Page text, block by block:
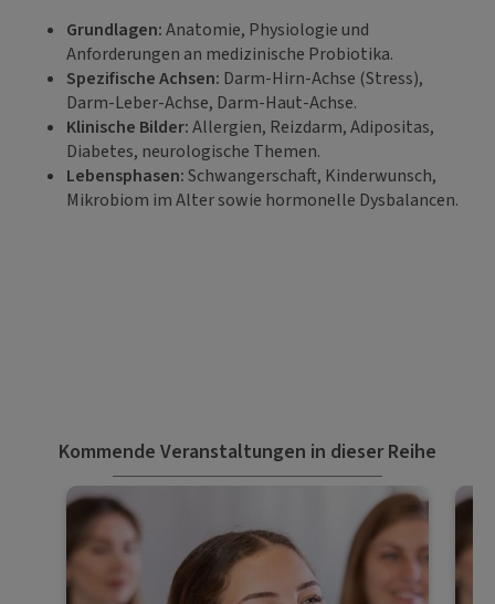
Grundlagen:Anatomie, Physiologie und
Anforderungen an medizinische Probiotika.
Spezifische Achsen: Darm-Hirn-Achse (Stress),
Darm-Leber-Achse, Darm-Haut-Achse.
Klinische Bilder:Allergien, Reizdarm, Adipositas,
Diabetes, neurologische Themen.
Lebensphasen:Schwangerschaft, Kinderwunsch,
Mikrobiom im Alter sowie hormonelle Dysbalancen.
Kommende Veranstaltungen in dieser Reihe